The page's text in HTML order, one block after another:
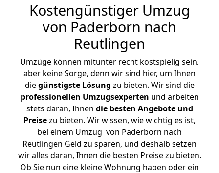
Kostengünstiger Umzug
von Paderborn nach
Reutlingen
Umzüge können mitunter recht kostspielig sein,
aber keine Sorge, denn wir sind hier, um Ihnen
diegünstigste Lösung zu bieten. Wir sind die
professionellen Umzugsexperten und arbeiten
stets daran, Ihnen die besten Angebote und
Preisezu bieten. Wir wissen, wie wichtig es ist,
bei einem Umzug von Paderborn nach
Reutlingen Geld zu sparen, und deshalb setzen
wir alles daran, Ihnen die besten Preise zu bieten.
Ob Sie nun eine kleine Wohnung haben oder ein